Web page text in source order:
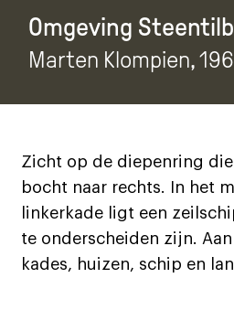
Omgeving
Marten Klompien,
Zicht op de diepenring
bocht naar rechts. In het
linkerkade ligt een
te onderscheiden zijn.
kades, huizen, schip en